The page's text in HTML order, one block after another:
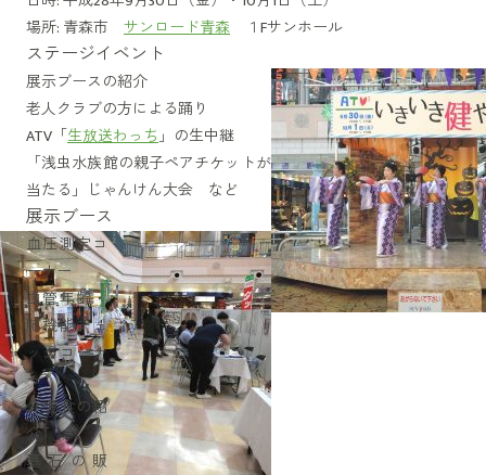
場所: 青森市 サンロード青森 １Fサンホール
ステージイベント
展示ブースの紹介
老人クラブの方による踊り
ATV「生放送わっち」の生中継
「浅虫水族館の親子ペアチケットが
当たる」じゃんけん大会 など
展示ブース
血圧測定コ
ーナー
血管年齢・
肺機能チェ
ックコーナ
ー
介護食の紹
介
墓石の販